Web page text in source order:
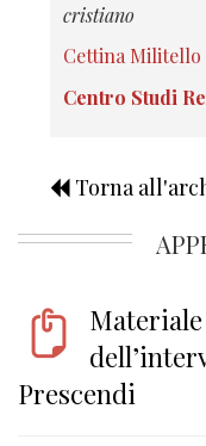
cristiano
Cettina Militello
Centro Studi
Torna
Prescendi